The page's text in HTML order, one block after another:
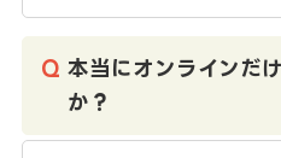
本当にオンラインだ
か？